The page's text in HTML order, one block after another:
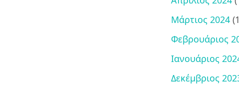
Μάρτιος 2024
Φεβρουάριος
Ιανουάριος
Δεκέμβριος